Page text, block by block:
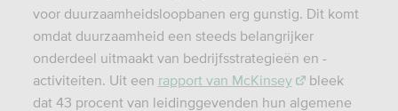
voor duurzaamheidsloopbanen erg gunstig. Dit komt
omdat duurzaamheid een steeds belangrijker
onderdeel uitmaakt van bedrijfsstrategieën en -
activiteiten. Uit een rapport van McKinsey
bleek
dat 43 procent van leidinggevenden hun algemene